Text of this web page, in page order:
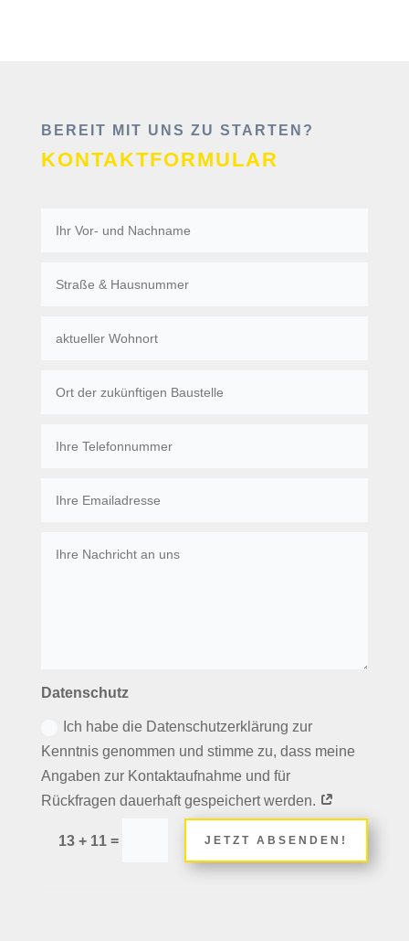
BEREIT MIT UNS ZU STARTEN?
KONTAKTFORMULAR
Datenschutz
Ich habe die Datenschutzerklärung zur
Kenntnis genommen und stimme zu, dass meine
Angaben zur Kontaktaufnahme und für
Rückfragen dauerhaft gespeichert werden.
13 + 11 = JETZT ABSENDEN!